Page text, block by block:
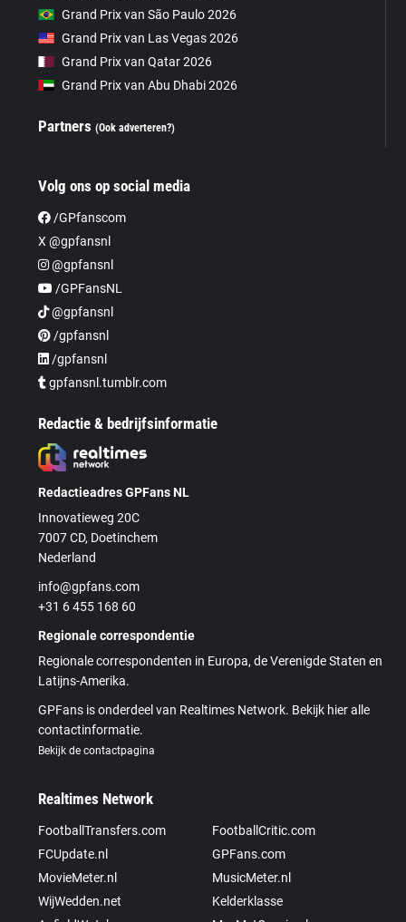
Grand Prix van São Paulo 2026
Grand Prix van Las Vegas 2026
Grand Prix van Qatar 2026
Grand Prix van Abu Dhabi 2026
Partners(Ook adverteren?)
Volg ons op social media
/GPfanscom
X @gpfansnl
@gpfansnl
/GPFansNL
@gpfansnl
/gpfansnl
/gpfansnl
gpfansnl.tumblr.com
Redactie & bedrijfsinformatie
Redactieadres GPFans NL
Innovatieweg 20C
7007 CD, Doetinchem
Nederland
info@gpfans.com
+31 6 455 168 60
Regionale correspondentie
Regionale correspondenten in Europa, de Verenigde Staten en
Latijns-Amerika.
GPFans is onderdeel van Realtimes Network. Bekijk hier alle
contactinformatie.
Bekijk de contactpagina
Realtimes Network
FootballTransfers.com
FootballCritic.com
FCUpdate.nl
GPFans.com
MovieMeter.nl
MusicMeter.nl
WijWedden.net
Kelderklasse